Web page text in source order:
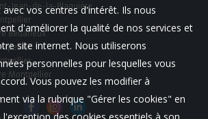
Jean-de-la-Blaquière
Bédarieux
Montpellier
vos centres d'intérêt. Ils nous
d'améliorer la qualité de nos services et
site internet. Nous utiliserons
personnelles pour lesquelles vous
Vous pouvez les modifier à
via la rubrique "Gérer les cookies" en